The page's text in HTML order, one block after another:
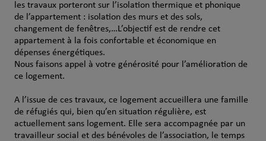
les travaux porteront sur l’isolation thermique et phonique
de l’appartement : isolation des murs et des sols,
changement de fenêtres,…L’objectif est de rendre cet
appartement à la fois confortable et économique en
dépenses énergétiques.
Nous faisons appel à votre générosité pour l’amélioration de
ce logement.
A l’issue de ces travaux, ce logement accueillera une famille
de réfugiés qui, bien qu’en situation régulière, est
actuellement sans logement. Elle sera accompagnée par un
travailleur social et des bénévoles de l’association, le temps